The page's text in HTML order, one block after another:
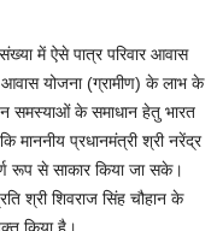
में ऐसे पात्र परिवार आवास
आवास योजना (ग्रामीण) के लाभ के
समस्याओं के समाधान हेतु भारत
माननीय प्रधानमंत्री श्री नरेंद्र
रूप से साकार किया जा सके।
श्री शिवराज सिंह चौहान के
किया है।